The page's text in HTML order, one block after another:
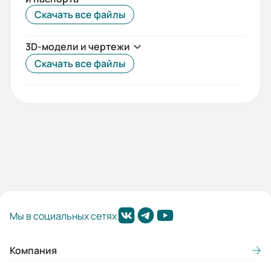
5
1.2
Скачать все файлы
3D-модели и чертежи
Скачать все файлы
Мы в социальных сетях
Компания